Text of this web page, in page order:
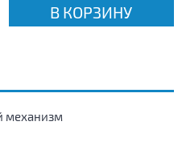
В КОРЗИНУ
механизм